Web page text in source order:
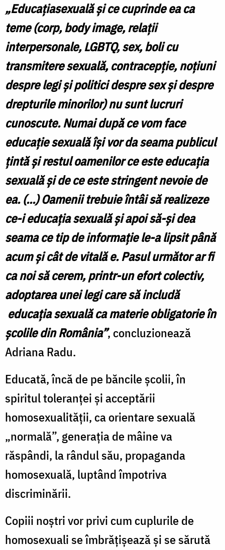
„Educaţiasexualăşi ce cuprinde ea ca
teme (corp, body image, relaţii
interpersonale, LGBTQ, sex, boli cu
transmitere sexuală, contracepţie, noţiuni
despre legişi politici despre sexşi despre
drepturile minorilor) nu sunt lucruri
cunoscute. Numai după ce vom face
educaţie sexuală îşi vor da seama publicul
ţintăşi restul oamenilor ce este educaţia
sexualăşi de ce este stringent nevoie de
ea. (...) Oamenii trebuie întâi să realizeze
ce-i educaţia sexualăşi apoi să-şi dea
seama ce tip de informaţie le-a lipsit până
acumşi cât de vitală e. Pasul următor ar fi
ca noi să cerem, printr-un efort colectiv,
adoptarea unei legi care să includă
educaţia sexuală ca materie obligatorie în
şcolile din România”, concluzionează
Adriana Radu.
Educată, încă de pe băncile şcolii, în
spiritul toleranţei şi acceptării
homosexualităţii, ca orientare sexuală
„normală”, generaţia de mâine va
răspândi, la rândul său, propaganda
homosexuală, luptând împotriva
discriminării.
Copiii noştri vor privi cum cuplurile de
homosexuali se îmbrăţişează şi se sărută